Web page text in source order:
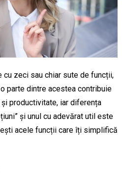
cu zeci sau chiar sute de funcții,
parte dintre acestea contribuie
productivitate, iar diferența
și unul cu adevărat util este
acele funcții care îți simplifică